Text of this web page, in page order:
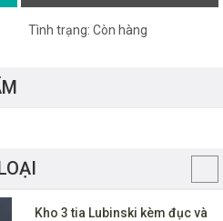
Tình trạng: Còn hàng
Kho 3 tia Lubinski kèm đục và